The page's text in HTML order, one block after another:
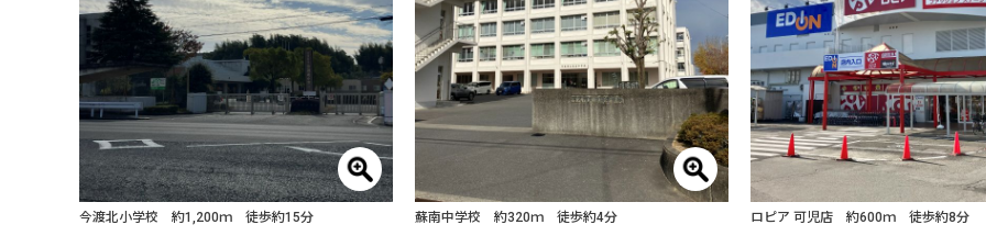
今渡北小学校 約1,200ｍ 徒歩約15分 蘇南中学校 約320ｍ 徒歩約4分 ロピア 可児店 約600ｍ 徒歩約8分